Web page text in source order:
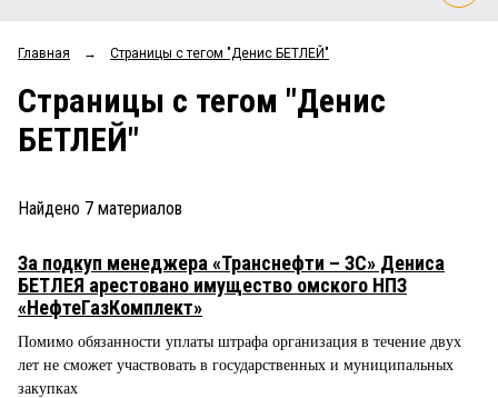
ОБЩЕСТВО
ЗАКОН
ПРОИСШЕСТВИЯ
СТИЛЬ ЖИЗНИ
Мнения
Рейтинги
Главная → Страницы c тегом "Денис БЕТЛЕЙ"
Страницы c тегом "Денис
БЕТЛЕЙ"
Найдено 7 материалов
За подкуп менеджера «Транснефти – ЗС» Дениса
БЕТЛЕЯ арестовано имущество омского НПЗ
«НефтеГазКомплект»
Помимо обязанности уплаты штрафа организация в течение двух
лет не сможет участвовать в государственных и муниципальных
закупках